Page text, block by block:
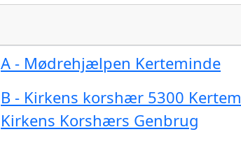
A - Mødrehjælpen Kerteminde
B - Kirkens korshær 5300
Kirkens Korshærs Genbrug